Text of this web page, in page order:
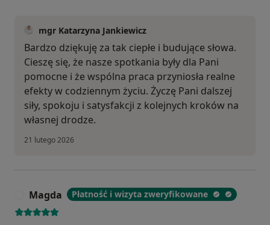
mgr Katarzyna Jankiewicz
Bardzo dziękuję za tak ciepłe i budujące słowa.
Cieszę się, że nasze spotkania były dla Pani
pomocne i że wspólna praca przyniosła realne
efekty w codziennym życiu. Życzę Pani dalszej
siły, spokoju i satysfakcji z kolejnych kroków na
własnej drodze.
21 lutego 2026
Magda Płatność i wizyta zweryfikowane